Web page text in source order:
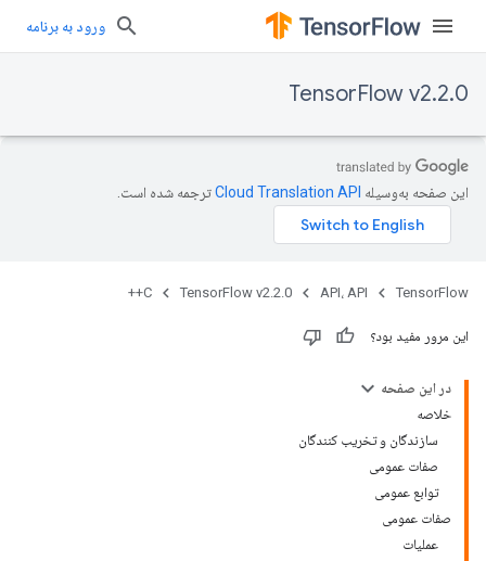
ورود به برنامه
TensorFlow v2.2.0
این صفحه به‌وسیله ترجمه شده است.
TensorFlow API، API TensorFlow v2.2.0
C++
این مرور مفید بود؟
در این صفحه
خلاصه
سازندگان و تخریب کنندگان
صفات عمومی
توابع عمومی
صفات عمومی
عملیات